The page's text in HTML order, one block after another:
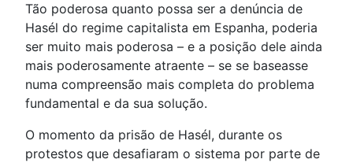
Tão poderosa quanto possa ser a denúncia de
Hasél do regime capitalista em Espanha, poderia
ser muito mais poderosa – e a posição dele ainda
mais poderosamente atraente – se se baseasse
numa compreensão mais completa do problema
fundamental e da sua solução.
O momento da prisão de Hasél, durante os
protestos que desafiaram o sistema por parte de